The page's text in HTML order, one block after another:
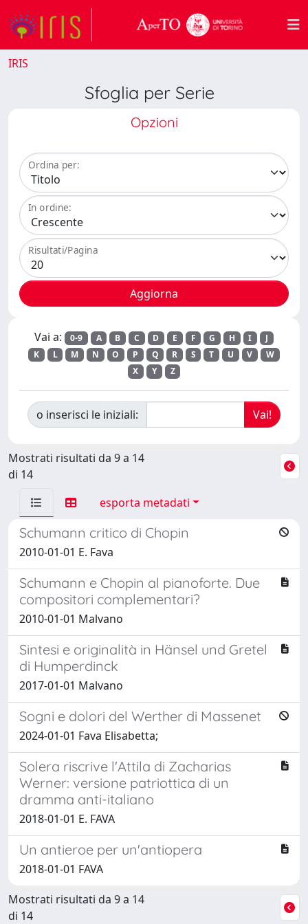
IRIS
Sfoglia per Serie
Opzioni
Ordina per:
In ordine:
Risultati/Pagina
Vai a: 0-9 A B C D E F G H I
J
K
L M N O P Q R S T U V
W
X
Y Z
o inserisci le iniziali:
Mostrati risultati da 9 a 14
di 14
esporta metadati
Schumann critico di Chopin
2010-01-01 E. Fava
Schumann e Chopin al pianoforte. Due
compositori complementari?
2010-01-01 Malvano
Sintesi e originalità in Hänsel und Gretel
di Humperdinck
2017-01-01 Malvano
Sogni e dolori del Werther di Massenet
2024-01-01 Fava Elisabetta;
Solera riscrive l'Attila di Zacharias
Werner: versione patriottica di un
dramma anti-italiano
2018-01-01 E. FAVA
Un antieroe per un'antiopera
2018-01-01 FAVA
Mostrati risultati da 9 a 14
di 14